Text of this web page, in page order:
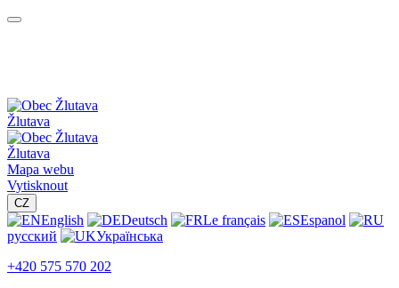
Žlutava
Žlutava
Mapa webu
Vytisknout
CZ
English Deutsch Le français
Espanol
русский
Українська
+420 575 570 202